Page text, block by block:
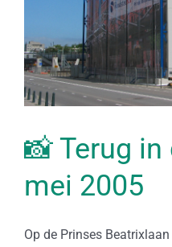
📸 Terug in
mei 2005
Op de Prinses